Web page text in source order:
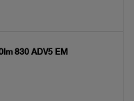
830 ADV5 EM